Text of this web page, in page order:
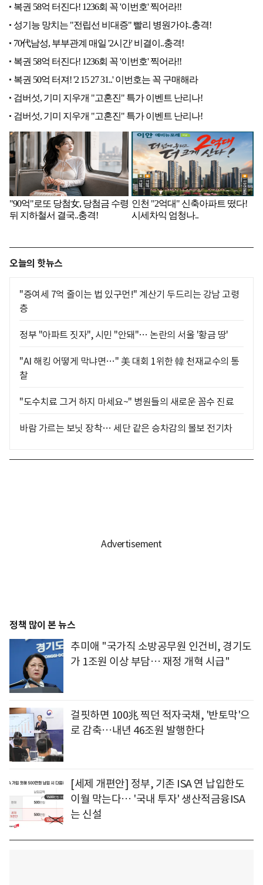
오늘의 핫뉴스
"증여세 7억 줄이는 법 있구먼!" 계산기 두드리는 강남 고령
층
정부 "아파트 짓자", 시민 "안돼"… 논란의 서울 '황금 땅'
"AI 해킹 어떻게 막냐면…" 美 대회 1위한 韓 천재교수의 통
찰
"도수치료 그거 하지 마세요~" 병원들의 새로운 꼼수 진료
바람 가르는 보닛 장착… 세단 같은 승차감의 볼보 전기차
정책 많이 본 뉴스
추미애 "국가직 소방공무원 인건비, 경기도
가 1조원 이상 부담… 재정 개혁 시급"
걸핏하면 100兆 찍던 적자국채, '반토막'으
로 감축…내년 46조원 발행한다
[세제 개편안] 정부, 기존 ISA 연 납입한도
이월 막는다… '국내 투자' 생산적금융ISA
는 신설